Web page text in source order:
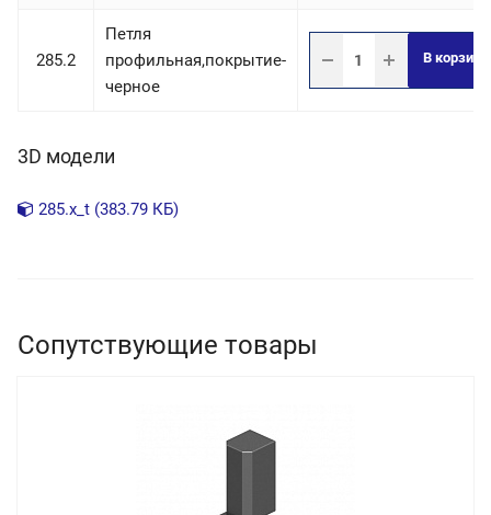
285.2
Петля
профильная,покрытие-
черное
В корзину
3D модели
285.x_t (383.79 КБ)
Сопутствующие товары